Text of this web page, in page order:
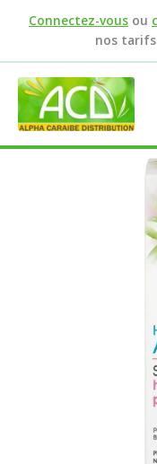
Connectez-vous ou
nos tarifs